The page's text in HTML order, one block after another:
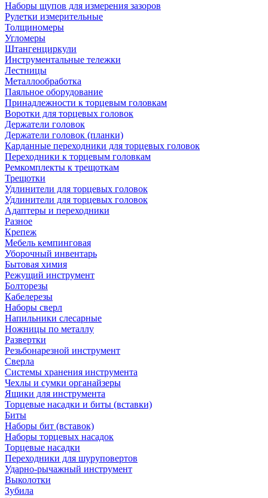
Наборы щупов для измерения зазоров
Рулетки измерительные
Толщиномеры
Угломеры
Штангенциркули
Инструментальные тележки
Лестницы
Металлообработка
Паяльное оборудование
Принадлежности к торцевым головкам
Воротки для торцевых головок
Держатели головок
Держатели головок (планки)
Карданные переходники для торцевых головок
Переходники к торцевым головкам
Ремкомплекты к трещоткам
Трещотки
Удлинители для торцевых головок
Удлинители для торцевых головок
Адаптеры и переходники
Разное
Крепеж
Мебель кемпинговая
Уборочный инвентарь
Бытовая химия
Режущий инструмент
Болторезы
Кабелерезы
Наборы сверл
Напильники слесарные
Ножницы по металлу
Развертки
Резьбонарезной инструмент
Сверла
Системы хранения инструмента
Чехлы и сумки органайзеры
Ящики для инструмента
Торцевые насадки и биты (вставки)
Биты
Наборы бит (вставок)
Наборы торцевых насадок
Торцевые насадки
Переходники для шуруповертов
Ударно-рычажный инструмент
Выколотки
Зубила